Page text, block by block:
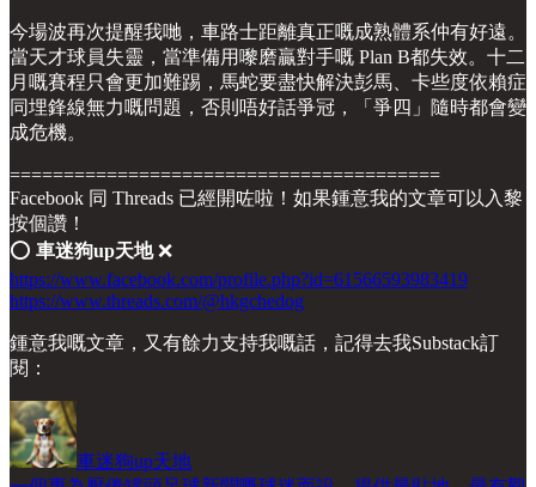
今場波再次提醒我哋，車路士距離真正嘅成熟體系仲有好遠。
當天才球員失靈，當準備用嚟磨贏對手嘅 Plan B都失效。十二
月嘅賽程只會更加難踢，馬蛇要盡快解決彭馬、卡些度依賴症
同埋鋒線無力嘅問題，否則唔好話爭冠，「爭四」隨時都會變
成危機。
========================================
Facebook 同 Threads 已經開咗啦！如果鍾意我的文章可以入黎
按個讚！
⭕️ 車迷狗up天地❌
https://www.facebook.com/profile.php?id=61566593983419
https://www.threads.com/@hkgchedog
鍾意我嘅文章，又有餘力支持我嘅話，記得去我Substack訂
閱：
車迷狗up天地